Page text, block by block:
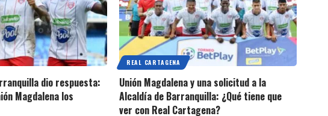
dio respuesta:
Magdalena los
REAL CARTAGENA
Unión Magdalena y una solicitud a la
Alcaldía de Barranquilla: ¿Qué tiene que
ver con Real Cartagena?